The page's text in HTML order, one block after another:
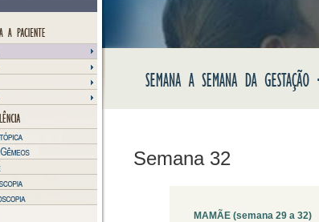
Semana 32
MAMÃE (semana 29 a 32)